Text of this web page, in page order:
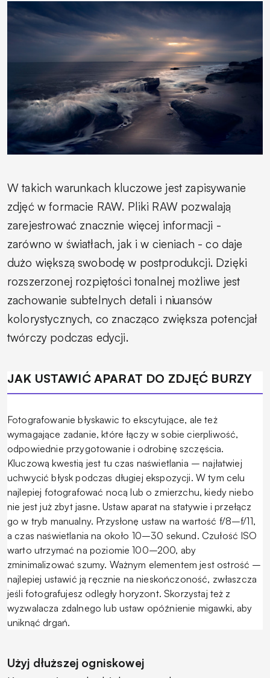
W takich warunkach kluczowe jest zapisywanie
zdjęć w formacie RAW. Pliki RAW pozwalają
zarejestrować znacznie więcej informacji -
zarówno w światłach, jak i w cieniach - co daje
dużo większą swobodę w postprodukcji. Dzięki
rozszerzonej rozpiętości tonalnej możliwe jest
zachowanie subtelnych detali i niuansów
kolorystycznych, co znacząco zwiększa potencjał
twórczy podczas edycji.
JAK USTAWIĆ APARAT DO ZDJĘĆ BURZY
Fotografowanie błyskawic to ekscytujące, ale też
wymagające zadanie, które łączy w sobie cierpliwość,
odpowiednie przygotowanie i odrobinę szczęścia.
Kluczową kwestią jest tu czas naświetlania – najłatwiej
uchwycić błysk podczas długiej ekspozycji. W tym celu
najlepiej fotografować nocą lub o zmierzchu, kiedy niebo
nie jest już zbyt jasne. Ustaw aparat na statywie i przełącz
go w tryb manualny. Przysłonę ustaw na wartość f/8–f/11,
a czas naświetlania na około 10–30 sekund. Czułość ISO
warto utrzymać na poziomie 100–200, aby
zminimalizować szumy. Ważnym elementem jest ostrość –
najlepiej ustawić ją ręcznie na nieskończoność, zwłaszcza
jeśli fotografujesz odległy horyzont. Skorzystaj też z
wyzwalacza zdalnego lub ustaw opóźnienie migawki, aby
uniknąć drgań.
Użyj dłuższej ogniskowej